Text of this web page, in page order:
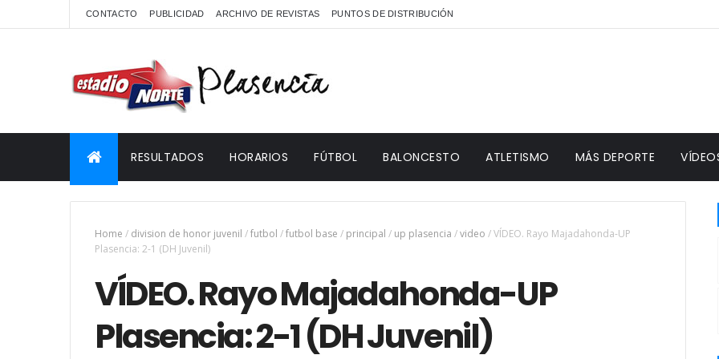
CONTACTO PUBLICIDAD ARCHIVO DE REVISTAS PUNTOS DE DISTRIBUCIÓN
RESULTADOS HORARIOS FÚTBOL BALONCESTO ATLETISMO MÁS DEPORTE
Home / division de honor juvenil /futbol /futbol base / principal / up plasencia /video /VÍDEO. Rayo Majadahonda-UP
Plasencia: 2-1 (DH Juvenil)
VÍDEO. Rayo Majadahonda-UP
Plasencia: 2-1 (DH Juvenil)